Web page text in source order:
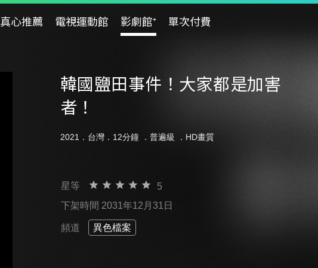
真心推薦 電視運動館 影劇館⁺ 單次付費
韓國鹽田事件！大家都是加害
者！
2021．台灣．12分鐘 ． 普遍級 ．HD畫質
星等
5
下架時間 2031年12月31日
頻道 異色檔案